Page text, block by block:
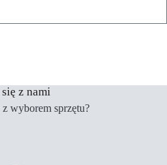
z nami
wyborem sprzętu?